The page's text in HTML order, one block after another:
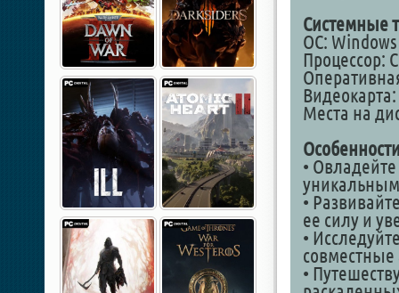
Системные
ОС: Windows
Процессор:
Видеокарта:
Места на
•
•
ее силу и
•
•